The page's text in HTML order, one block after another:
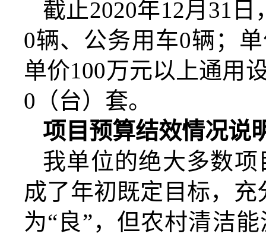
截止2020年12月31
0辆、公务用车0辆；
单价100万元以上通用
0（台）套。
项目预算结效情况说
我单位的绝大多数
成了年初既定目标，
为“良”，但农村清洁